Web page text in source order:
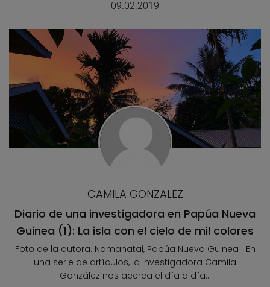
09.02.2019
CAMILA GONZALEZ
Diario de una investigadora en Papúa Nueva
Guinea (1): La isla con el cielo de mil colores
Foto de la autora. Namanatai, Papúa Nueva Guinea En
una serie de artículos, la investigadora Camila
González nos acerca el día a día...